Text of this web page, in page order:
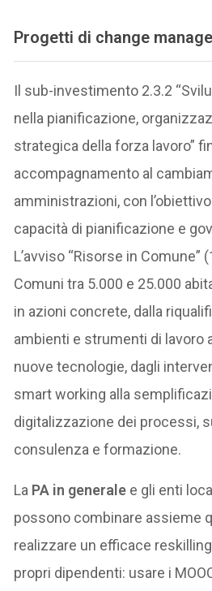
Progetti di change
Il sub-investimento 2.3.2
nella pianificazione,
strategica della forza lavoro”
accompagnamento al
amministrazioni, con
capacità di pianificazione e
L’avviso “Risorse in Comune”
Comuni tra 5.000 e 25.000
in azioni concrete, dalla
ambienti e strumenti di lavoro
nuove tecnologie, dagli
smart working alla
digitalizzazione dei processi,
consulenza e formazione.
La PA in generale e gli enti
possono combinare assieme
realizzare un efficace
propri dipendenti: usare i